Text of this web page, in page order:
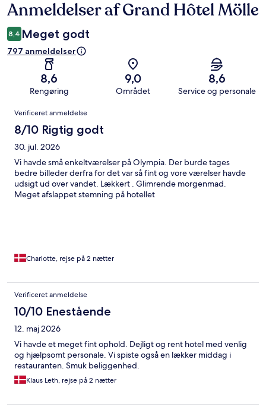
Anmeldelser
Anmeldelser af Grand Hôtel Mölle
8,4 Meget godt
797 anmeldelser
8,6
Rengøring
9,0
Området
8,6
Service og personale
Anmeldelser
Verificeret anmeldelse
8/10 Rigtig godt
30. jul. 2026
Vi havde små enkeltværelser på Olympia. Der burde tages
bedre billeder derfra for det var så fint og vore værelser havde
udsigt ud over vandet. Lækkert . Glimrende morgenmad.
Meget afslappet stemning på hotellet
Charlotte, rejse på 2 nætter
Verificeret anmeldelse
10/10 Enestående
12. maj 2026
Vi havde et meget fint ophold. Dejligt og rent hotel med venlig
og hjælpsomt personale. Vi spiste også en lækker middag i
restauranten. Smuk beliggenhed.
Klaus Leth, rejse på 2 nætter